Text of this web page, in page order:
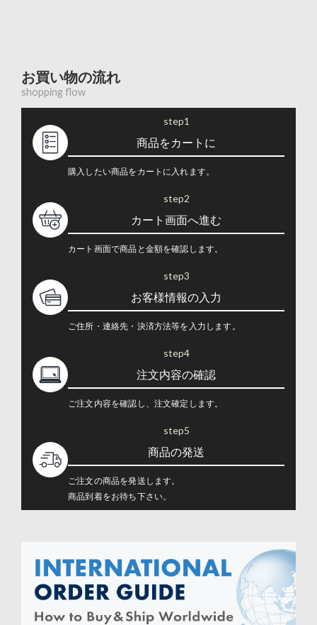
お買い物の流れ
shopping flow
step1
商品をカートに
購入したい商品をカートに入れます。
step2
カート画面へ進む
カート画面で商品と金額を確認します。
step3
お客様情報の入力
ご住所・連絡先・決済方法等を入力します。
step4
注文内容の確認
ご注文内容を確認し、注文確定します。
step5
商品の発送
ご注文の商品を発送します。
商品到着をお待ち下さい。